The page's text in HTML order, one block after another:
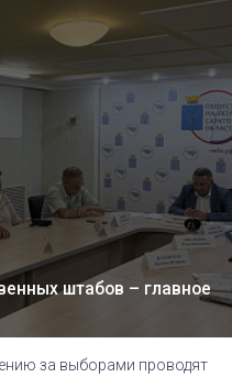
штабов – главное
за выборами проводят